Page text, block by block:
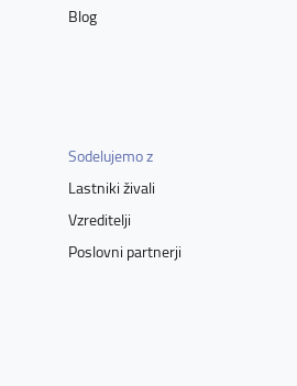
Blog
Sodelujemo z
Lastniki živali
Vzreditelji
Poslovni partnerji